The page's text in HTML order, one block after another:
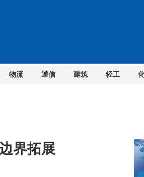
物流 通信 建筑 轻工
界拓展